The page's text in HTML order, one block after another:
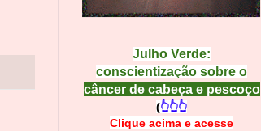
Julho Verde:
conscientização sobre o
câncer de cabeça e pescoço
(👆👆👆
Clique acima e acesse